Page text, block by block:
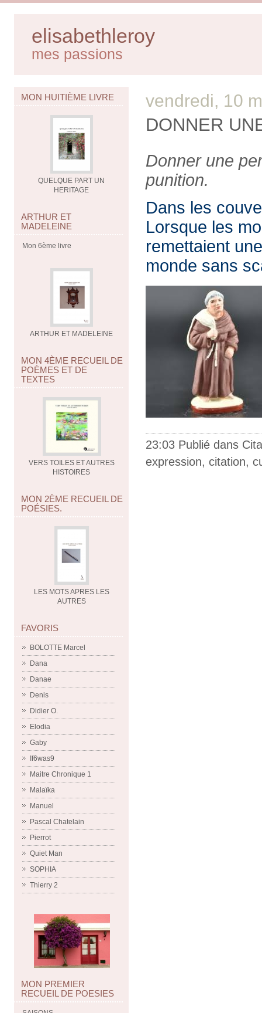
elisabethleroy
mes passions
MON HUITIÈME LIVRE
QUELQUE PART UN
HERITAGE
ARTHUR ET
MADELEINE
Mon 6ème livre
ARTHUR ET MADELEINE
MON 4ÈME RECUEIL DE
POÈMES ET DE
TEXTES
VERS TOILES ET AUTRES
HISTOIRES
MON 2ÈME RECUEIL DE
POÉSIES.
LES MOTS APRES LES
AUTRES
FAVORIS
BOLOTTE Marcel
Dana
Danae
Denis
Didier O.
Elodia
Gaby
If6was9
Maitre Chronique 1
Malaïka
Manuel
Pascal Chatelain
Pierrot
Quiet Man
SOPHIA
Thierry 2
MON PREMIER
RECUEIL DE POESIES
vendredi, 10
DONNER
Donner une
punition.
Dans les
Lorsque les
remettaient
monde sans
23:03 Publié dans
expression, citation,